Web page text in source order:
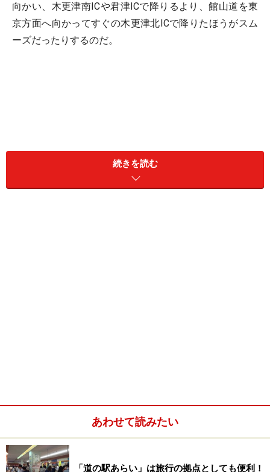
向かい、木更津南ICや君津ICで降りるより、館山道を東
京方面へ向かってすぐの木更津北ICで降りたほうがスム
ーズだったりするのだ。
続きを読む
あわせて読みたい
「道の駅あらい」は旅行の拠点としても便利！